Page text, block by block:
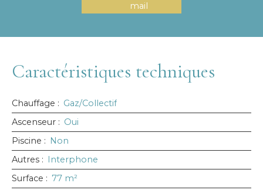
mail
Caractéristiques techniques
Chauffage : Gaz/Collectif
Ascenseur : Oui
Piscine : Non
Autres : Interphone
Surface : 77 m²